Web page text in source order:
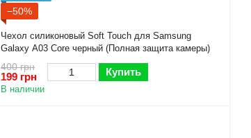
−50%
Чехол силиконовый Soft Touch для Samsung
Galaxy A03 Core черный (Полная защита камеры)
400 грн
199 грн Купить
В наличии